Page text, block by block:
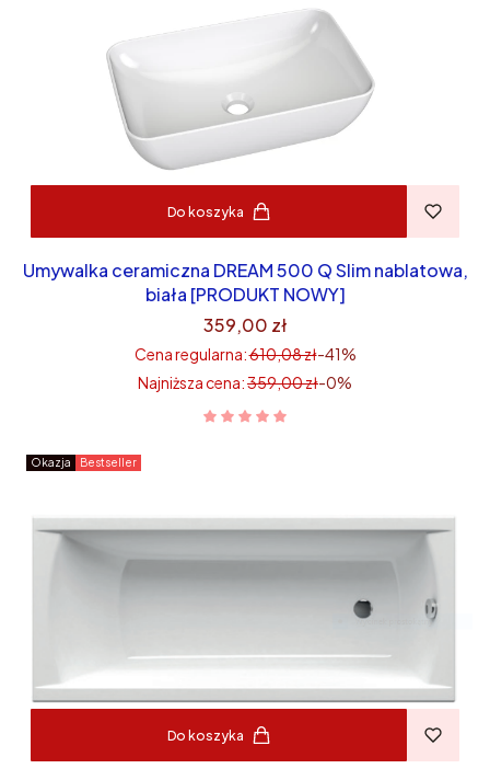
Do koszyka
Umywalka ceramiczna DREAM 500 Q Slim nablatowa,
biała [PRODUKT NOWY]
359,00 zł
Cena regularna:610,08 zł-41%
Najniższa cena:359,00 zł-0%
Okazja Bestseller
Do koszyka